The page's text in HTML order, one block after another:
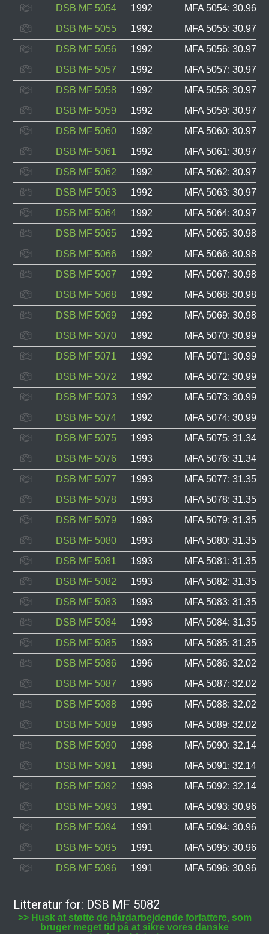
DSB MF 5054 1992
MFA 5054:
DSB MF 5055
1992
MFA 5055:
DSB MF 5056
1992
MFA 5056:
DSB MF 5057
1992
MFA 5057:
DSB MF 5058
1992
MFA 5058:
DSB MF 5059
1992
MFA 5059:
DSB MF 5060
1992
MFA 5060:
DSB MF 5061
1992
MFA 5061:
DSB MF 5062
1992
MFA 5062:
DSB MF 5063
1992
MFA 5063:
DSB MF 5064
1992
MFA 5064:
DSB MF 5065
1992
MFA 5065:
DSB MF 5066
1992
MFA 5066:
DSB MF 5067
1992
MFA 5067:
DSB MF 5068
1992
MFA 5068:
DSB MF 5069
1992
MFA 5069:
DSB MF 5070
1992
MFA 5070:
DSB MF 5071
1992
MFA 5071:
DSB MF 5072
1992
MFA 5072:
DSB MF 5073
1992
MFA 5073:
DSB MF 5074
1992
MFA 5074:
DSB MF 5075
1993
MFA 5075:
DSB MF 5076
1993
MFA 5076:
DSB MF 5077
1993
MFA 5077:
DSB MF 5078
1993
MFA 5078:
DSB MF 5079
1993
MFA 5079:
DSB MF 5080
1993
MFA 5080:
DSB MF 5081
1993
MFA 5081:
DSB MF 5082
1993
MFA 5082:
DSB MF 5083
1993
MFA 5083:
DSB MF 5084
1993
MFA 5084:
DSB MF 5085
1993
MFA 5085:
DSB MF 5086
1996
MFA 5086:
DSB MF 5087
1996
MFA 5087:
DSB MF 5088
1996
MFA 5088:
DSB MF 5089
1996
MFA 5089:
DSB MF 5090
1998
MFA 5090:
DSB MF 5091
1998
MFA 5091:
DSB MF 5092
1998
MFA 5092:
DSB MF 5093
1991
MFA 5093:
DSB MF 5094
1991
MFA 5094:
DSB MF 5095
1991
MFA 5095:
DSB MF 5096
1991 MFA 5096:
Litteratur for: DSB MF 5082
>> Husk at støtte de hårdarbejdende forfattere, som
bruger meget tid på at sikre vores danske